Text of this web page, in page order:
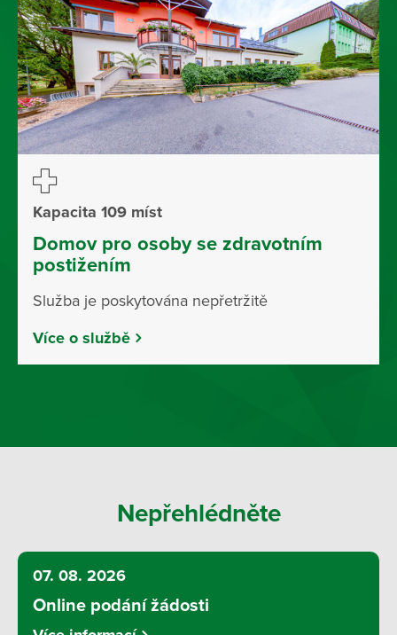
Kapacita 109 míst
Domov pro osoby se zdravotním
postižením
Služba je poskytována nepřetržitě
Více o službě
Nepřehlédněte
07. 08. 2026
Online podání žádosti